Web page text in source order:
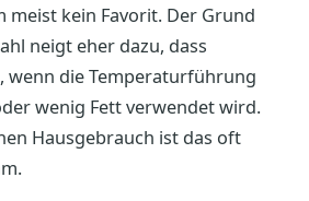
meist kein Favorit. Der Grund
neigt eher dazu, dass
wenn die Temperaturführung
wenig Fett verwendet wird.
Hausgebrauch ist das oft